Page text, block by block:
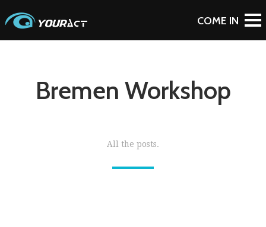
Bremen Workshop
All the posts.